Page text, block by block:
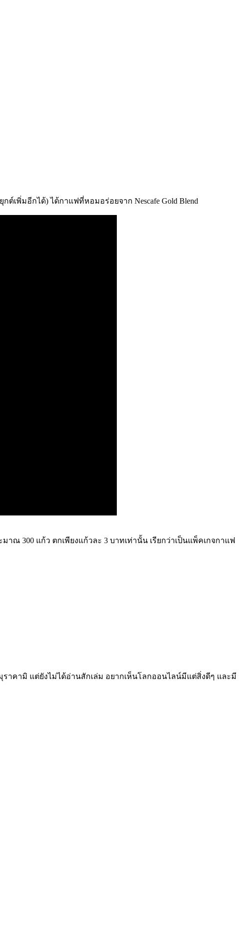
ต์เพิ่มอีกได้) ได้กาแฟที่หอมอร่อยจาก Nescafe Gold Blend
ณ 300 แก้ว ตกเพียงแก้วละ 3 บาทเท่านั้น เรียกว่าเป็นแพ็คเกจกาแฟ
าคามิ แต่ยังไม่ได้อ่านสักเล่ม อยากเห็นโลกออนไลน์มีแต่สิ่งดีๆ และมี